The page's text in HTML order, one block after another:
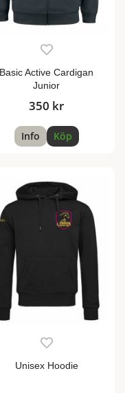
Basic Active Cardigan
Junior
350 kr
Info Köp
Unisex Hoodie